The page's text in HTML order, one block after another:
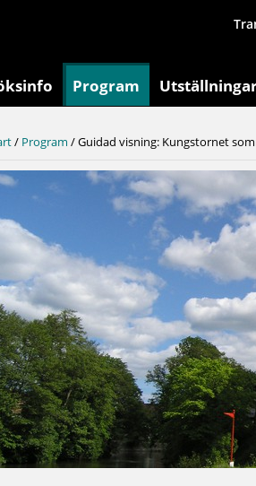
Program
/ Program /Guidad visning: Kungstornet